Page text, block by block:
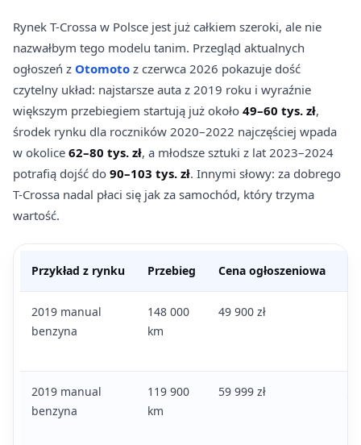
Rynek T-Crossa w Polsce jest już całkiem szeroki, ale nie
nazwałbym tego modelu tanim. Przegląd aktualnych
ogłoszeń z Otomoto z czerwca 2026 pokazuje dość
czytelny układ: najstarsze auta z 2019 roku i wyraźnie
większym przebiegiem startują już około 49–60 tys. zł,
środek rynku dla roczników 2020–2022 najczęściej wpada
w okolice 62–80 tys. zł, a młodsze sztuki z lat 2023–2024
potrafią dojść do 90–103 tys. zł. Innymi słowy: za dobrego
T-Crossa nadal płaci się jak za samochód, który trzyma
wartość.
Przykład z rynku Przebieg Cena ogłoszeniowa
2019 manual
benzyna
148 000
km
49 900 zł
2019 manual
benzyna
119 900
km
59 999 zł